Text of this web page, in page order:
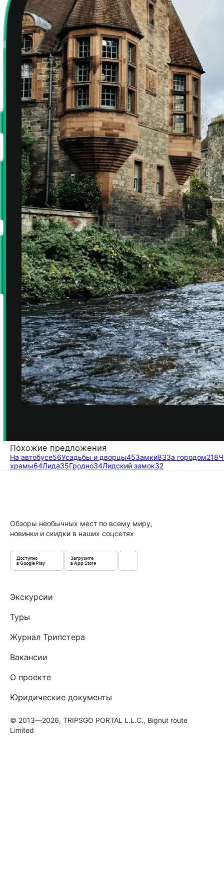
Похожие предложения
На автобусе56Усадьбы и дворцы45Замки83За городом218
храмы64Лида35Гродно34Лидский замок32
Обзоры необычных мест по всему миру,
новинки и скидки в наших соцсетях
Доступно
в Google Play
Загрузите
в App Store
Экскурсии
Туры
Журнал Трипстера
Вакансии
О проекте
Юридические документы
© 2013—2026, TRIPSGO PORTAL L.L.C., Bignut route
Limited